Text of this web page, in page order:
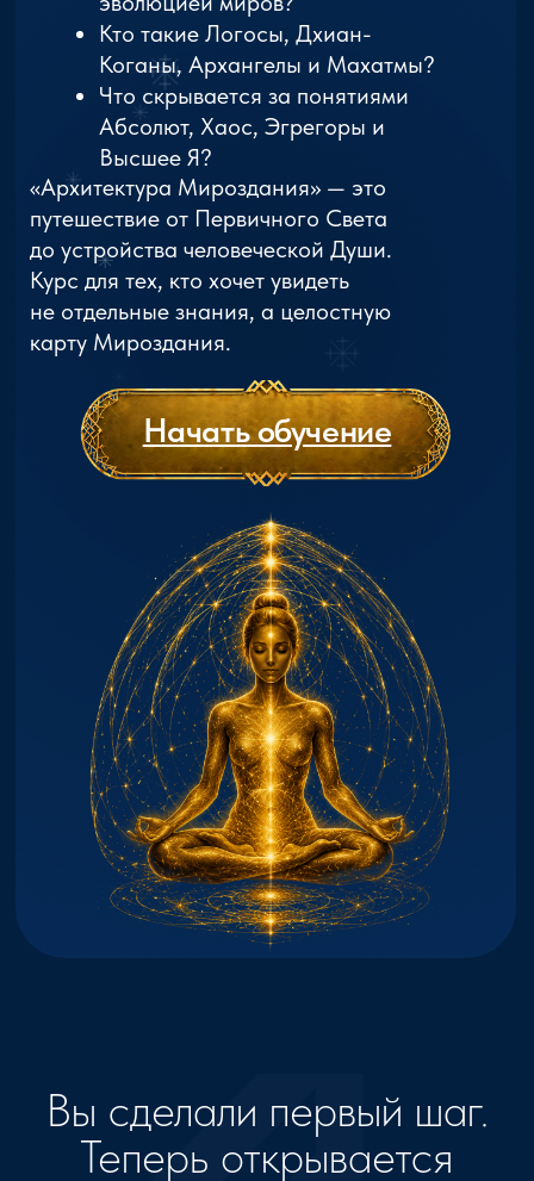
Вы сделали первый шаг.
Теперь открывается
следующий уровень.
Вы изучили невидимые
структуры человека:
✨ энергетические тела
✨ уровни сознания
Тонкие тела
«База Эзотерики 1.0»
отвечала на главный
Как устроен человек и его
тонкие миры?
Кто такой человек?
Вы познакомились
с системой:
Чакры и энергия